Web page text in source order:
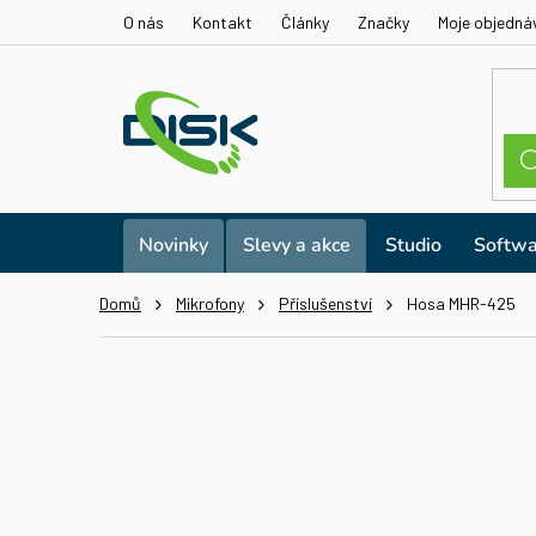
O nás Kontakt Články Značky Moje
Novinky Slevy a akce Studio
Domů Mikrofony Příslušenství Hosa MHR-425